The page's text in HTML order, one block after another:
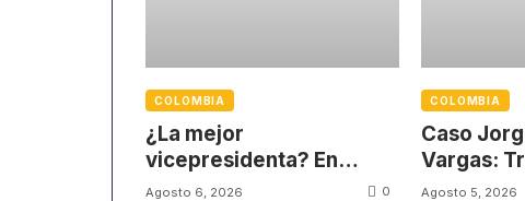
COLOMBIA
¿La mejor
vicepresidenta? En
redes sociales
Agosto 6, 2026 0
COLOMBIA
Caso
Vargas:
víctimas
Agosto 5, 2026